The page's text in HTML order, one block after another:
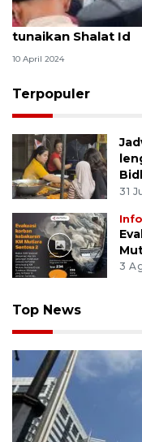
Ribuan jamaah
tunaikan Shalat Id
10 April 2024
Terpopuler
31
3
Top News